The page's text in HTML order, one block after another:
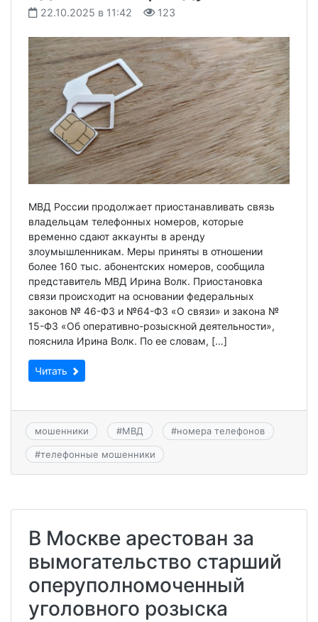
22.10.2025 в 11:42 123
МВД России продолжает приостанавливать связь
владельцам телефонных номеров, которые
временно сдают аккаунты в аренду
злоумышленникам. Меры приняты в отношении
более 160 тыс. абонентских номеров, сообщила
представитель МВД Ирина Волк. Приостановка
связи происходит на основании федеральных
законов № 46-ФЗ и №64-ФЗ «О связи» и закона №
15-ФЗ «Об оперативно-розыскной деятельности»,
пояснила Ирина Волк. По ее словам, […]
Читать
мошенники #МВД #номера телефонов
#телефонные мошенники
В Москве арестован за
вымогательство старший
оперуполномоченный
уголовного розыска